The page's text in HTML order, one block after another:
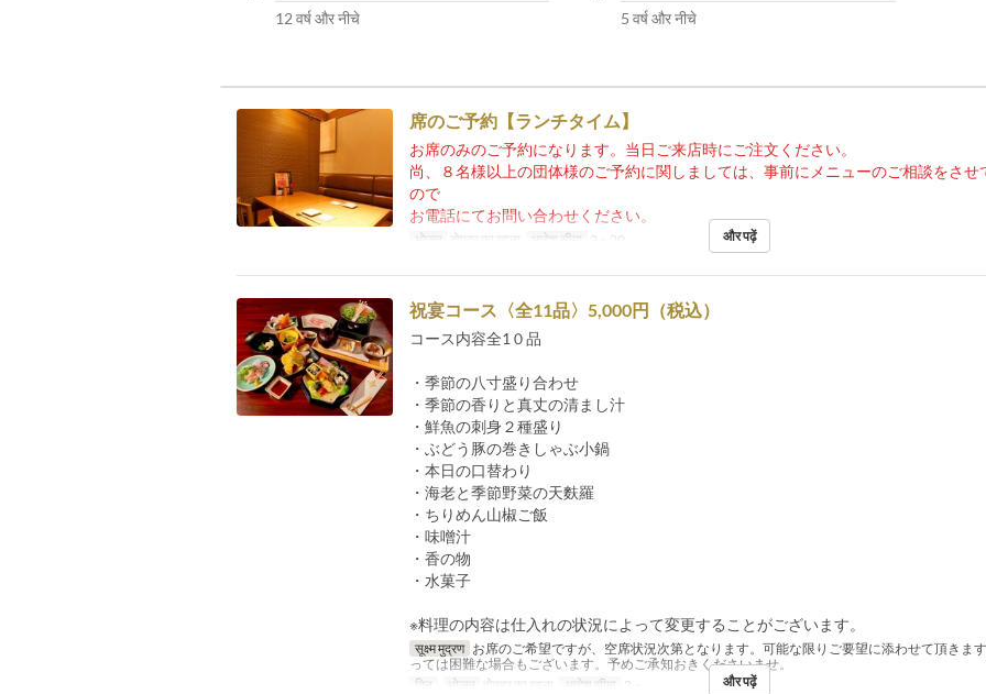
12 वर्ष और नीचे 5 वर्ष और नीचे
席のご予約【ランチタイム】
お席のみのご予約になります。当日ご来店時にご注文ください。
尚、８名様以上の団体様のご予約に関しましては、事前にメニューのご相談をさせ
ので
お電話にてお問い合わせください。
भोजन दोपहर का खाना आदेश सीमा 2 ~ 20 और पढ़ें
祝宴コース〈全11品〉5,000円（税込）
コース内容全1０品
・季節の八寸盛り合わせ
・季節の香りと真丈の清まし汁
・鮮魚の刺身２種盛り
・ぶどう豚の巻きしゃぶ小鍋
・本日の口替わり
・海老と季節野菜の天麩羅
・ちりめん山椒ご飯
・味噌汁
・香の物
・水菓子
※料理の内容は仕入れの状況によって変更することがございます。
सूक्ष्म मुद्रण お席のご希望ですが、空席状況次第となります。可能な限りご要望に添わせて頂きま
っては困難な場合もございます。予めご承知おきくださいませ。
दिन
भोजन दोपहर का खाना आदेश सीमा 2 ~ और पढ़ें